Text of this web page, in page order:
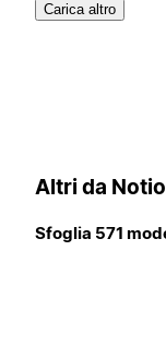
Carica altro
Altri da
Sfoglia 571